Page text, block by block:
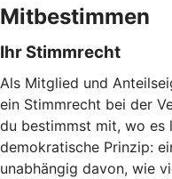
Mitbestimmen
Ihr Stimmrecht
Als Mitglied und
ein Stimmrecht bei der
du bestimmst mit, wo es
demokratische Prinzip:
unabhängig davon, wie